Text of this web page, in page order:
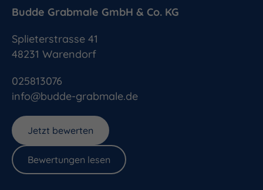
Budde Grabmale GmbH & Co. KG
info@budde-grabmale.de
025813076
Splieterstrasse 41
48231 Warendorf
Jetzt bewerten
Bewertungen lesen